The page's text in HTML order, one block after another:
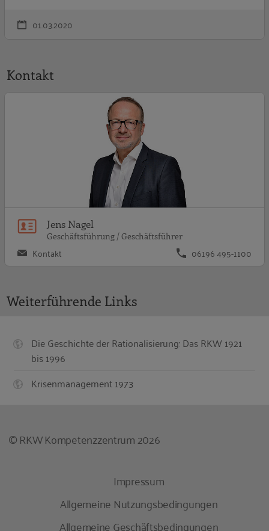
01.03.2020
Kontakt
Jens Nagel
Geschäftsführung / Geschäftsführer
Kontakt 06196 495-1100
Weiterführende Links
Die Geschichte der Rationalisierung: Das RKW 1921
bis 1996
Krisenmanagement 1973
© RKW Kompetenzzentrum 2026
Impressum
Allgemeine Nutzungsbedingungen
Allgemeine Geschäftsbedingungen